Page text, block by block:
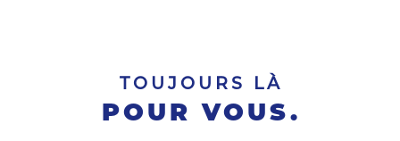
TOUJOURS LÀ
POUR VOUS.